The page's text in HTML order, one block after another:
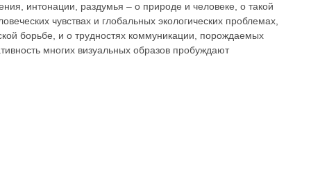
интонации, раздумья – о природе и человеке, о такой
чувствах и глобальных экологических проблемах,
борьбе, и о трудностях коммуникации, порождаемых
многих визуальных образов пробуждают